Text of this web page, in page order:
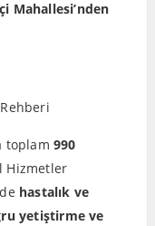
Mahallesi’nden
toplam990
Hizmetler
hastalık ve
yetiştirme ve